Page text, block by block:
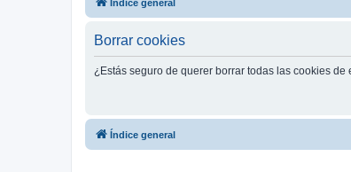
Índice general
Borrar cookies
¿Estás seguro de querer borrar todas las cookies de
Índice general